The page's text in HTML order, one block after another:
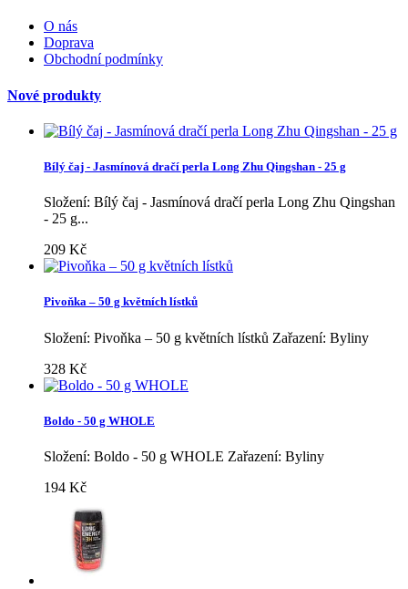
O nás
Doprava
Obchodní podmínky
Nové produkty
Bílý čaj - Jasmínová dračí perla Long Zhu Qingshan - 25 g
Složení: Bílý čaj - Jasmínová dračí perla Long Zhu Qingshan
- 25 g...
209 Kč
Pivoňka – 50 g květních lístků
Složení: Pivoňka – 50 g květních lístků Zařazení: Byliny
328 Kč
Boldo - 50 g WHOLE
Složení: Boldo - 50 g WHOLE Zařazení: Byliny
194 Kč